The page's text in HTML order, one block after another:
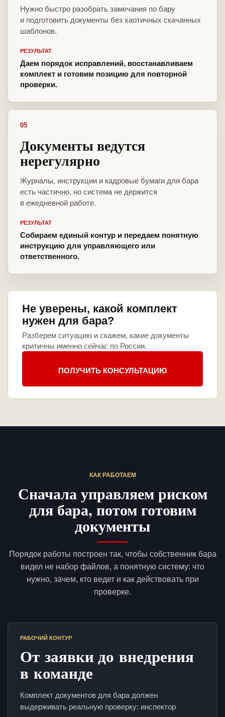
Нужно быстро разобрать замечания по бару
и подготовить документы без хаотичных скачанных
шаблонов.
РЕЗУЛЬТАТ
Даем порядок исправлений, восстанавливаем
комплект и готовим позицию для повторной
проверки.
05
Документы ведутся
нерегулярно
Журналы, инструкции и кадровые бумаги для бара
есть частично, но система не держится
в ежедневной работе.
РЕЗУЛЬТАТ
Собираем единый контур и передаем понятную
инструкцию для управляющего или
ответственного.
Не уверены, какой комплект
нужен для бара?
Разберем ситуацию и скажем, какие документы
критичны именно сейчас по России.
ПОЛУЧИТЬ КОНСУЛЬТАЦИЮ
КАК РАБОТАЕМ
Сначала управляем риском
для бара, потом готовим
документы
Порядок работы построен так, чтобы собственник бара
видел не набор файлов, а понятную систему: что
нужно, зачем, кто ведет и как действовать при
проверке.
РАБОЧИЙ КОНТУР
От заявки до внедрения
в команде
Комплект документов для бара должен
выдерживать реальную проверку: инспектор